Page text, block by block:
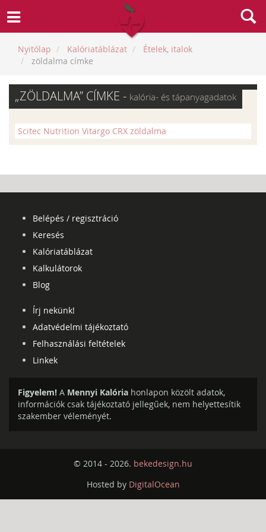
Nyitólap Kalóriatáblázat
Ételek, italok
zöldalma címke
„ZÖLDALMA” CÍMKE - kalória- és tápanyagadatok
Scitec Nutrition Vitargo CRX zöldalma
Belépés / regisztráció
Keresés
Kalóriatáblázat
Kalkulátorok
Blog
Írj nekünk!
Adatvédelmi tájékoztató
Felhasználási feltételek
Linkek
Figyelem! A Mennyi Kalória honlapon közölt adatok,
információk csak tájékoztató jellegűek, nem helyettesítik
szakember véleményét.
© 2014 - 2026. bekedesign.hu
Hosted by DigitalOcean